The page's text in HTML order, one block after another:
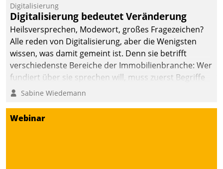
Quartier. Dazwischen
zeigte Datatrain, was es
Neues zu bieten hat.
Digitalisierung
Digitalisierung bedeutet Veränderung
Heilsversprechen, Modewort, großes Fragezeichen?
Alle reden von Digitalisierung, aber die Wenigsten
wissen, was damit gemeint ist. Denn sie betrifft
verschiedenste Bereiche der Immobilienbranche: Wer
fundiert über sie sprechen will, muss zuerst Begriffe
klären. Ein Aspekt ist die betriebliche Optimierung:
Einsparungen durch optimierte und automatisierte
Sabine Wiedemann
Webinar